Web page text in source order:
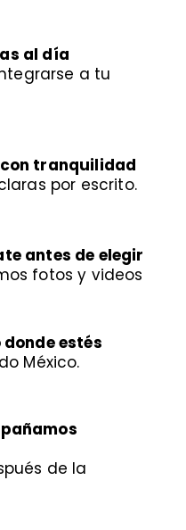
al día
a tu
tranquilidad
por escrito.
antes de elegir
fotos y videos
donde estés
México.
de la